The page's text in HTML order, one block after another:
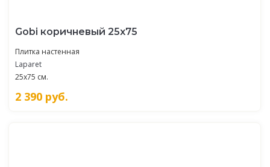
Gobi коричневый 25х75
Плитка настенная
Laparet
25x75 см.
2 390 руб.